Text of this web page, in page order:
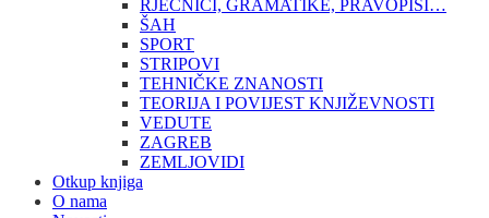
RJEČNICI, GRAMATIKE, PRAVOPISI…
ŠAH
SPORT
STRIPOVI
TEHNIČKE ZNANOSTI
TEORIJA I POVIJEST KNJIŽEVNOSTI
VEDUTE
ZAGREB
ZEMLJOVIDI
Otkup knjiga
O nama